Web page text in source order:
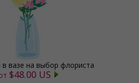
в вазе на выбор флориста
$48.00 US